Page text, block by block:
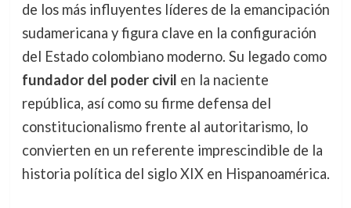
de los más influyentes líderes de la emancipación
sudamericana y figura clave en la configuración
del Estado colombiano moderno. Su legado como
fundador del poder civil en la naciente
república, así como su firme defensa del
constitucionalismo frente al autoritarismo, lo
convierten en un referente imprescindible de la
historia política del siglo XIX en Hispanoamérica.